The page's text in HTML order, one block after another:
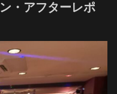
・アフターレポ